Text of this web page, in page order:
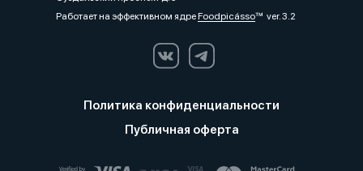
Работает на эффективном ядреFoodpicássover. 3.2
Политика конфиденциальности
Публичная оферта